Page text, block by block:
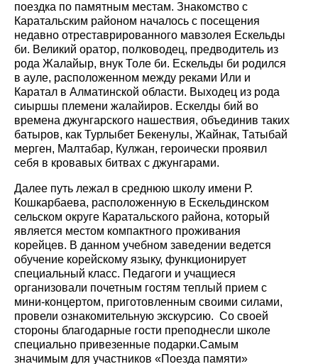
поездка по памятным местам. Знакомство с
Каратальским районом началось с посещения
недавно отреставрированного мавзолея Ескельды
би. Великий оратор, полководец, предводитель из
рода Жалайыр, внук Толе би. Ескельды би родился
в ауле, расположенном между реками Или и
Каратал в Алматинской области. Выходец из рода
сиыршы племени жалайиров. Ескелды бий во
времена джунгарского нашествия, объединив таких
батыров, как Турлыбет Бекенулы, Жайнак, Татыбай
мерген, Малтабар, Кулжан, героически проявил
себя в кровавых битвах с джунгарами.
Далее путь лежал в среднюю школу имени Р.
Кошкарбаева, расположенную в Ескельдинском
сельском округе Каратальского района, который
является местом компактного проживания
корейцев. В данном учебном заведении ведется
обучение корейскому языку, функционирует
специальный класс. Педагоги и учащиеся
организовали почетным гостям теплый прием с
мини-концертом, приготовленным своими силами,
провели ознакомительную экскурсию. Со своей
стороны благодарные гости преподнесли школе
специально привезенные подарки.Самым
значимым для участников «Поезда памяти»